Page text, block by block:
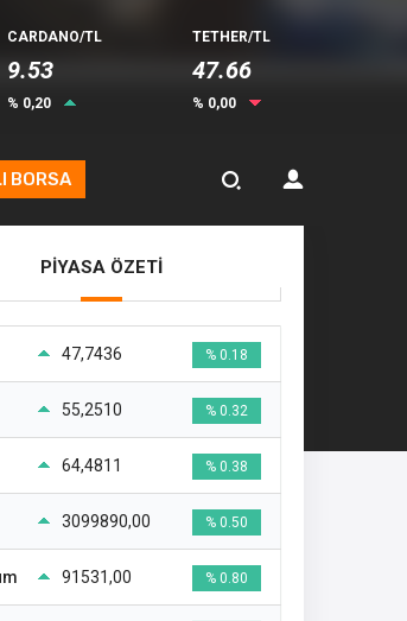
CARDANO/TL
9.53
% 0,20
TETHER/TL
47.66
% 0,00
BORSA
PİYASA ÖZETİ
47,7436 % 0.18
55,2510 % 0.32
64,4811 % 0.38
3099890,00 % 0.50
91531,00 % 0.80